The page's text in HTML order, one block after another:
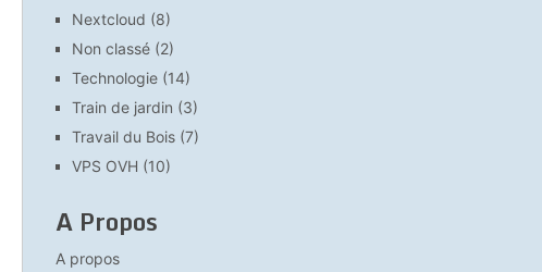
Nextcloud (8)
Non classé (2)
Technologie (14)
Train de jardin (3)
Travail du Bois (7)
VPS OVH (10)
A Propos
A propos